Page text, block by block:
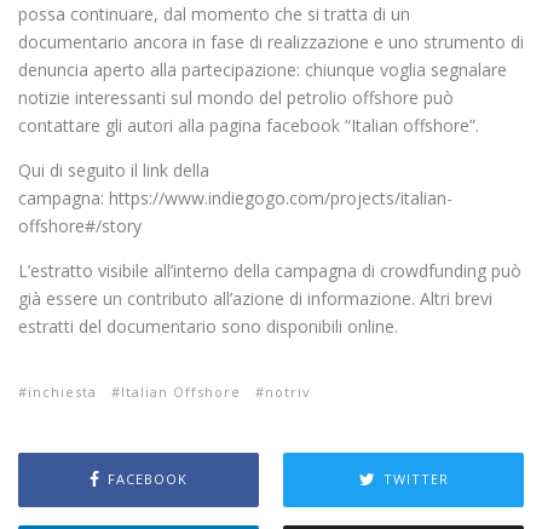
possa continuare, dal momento che si tratta di un
documentario ancora in fase di realizzazione e uno strumento di
denuncia aperto alla partecipazione: chiunque voglia segnalare
notizie interessanti sul mondo del petrolio offshore può
contattare gli autori alla pagina facebook “Italian offshore”.
Qui di seguito il link della
campagna: https://www.indiegogo.com/projects/italian-
offshore#/story
L’estratto visibile all’interno della campagna di crowdfunding può
già essere un contributo all’azione di informazione. Altri brevi
estratti del documentario sono disponibili online.
inchiesta Italian Offshore notriv
FACEBOOK TWITTER